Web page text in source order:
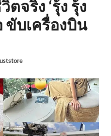
จริง ‘รุ้ง รุ้ง
ขับเครื่องบิน